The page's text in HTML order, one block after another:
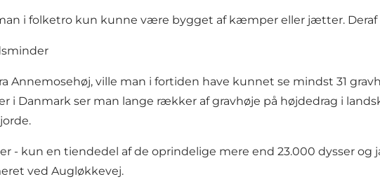
i folketro kun kunne være bygget af kæmper eller jætter. Deraf
Annemosehøj, ville man i fortiden have kunnet se mindst 31
i Danmark ser man lange rækker af gravhøje på højdedrag i
- kun en tiendedel af de oprindelige mere end 23.000 dysser
ved Augløkkevej.